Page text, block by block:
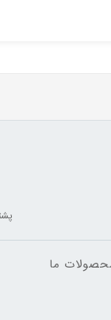
های چربی را
تا از چربی های
وآسم دارند با
ما